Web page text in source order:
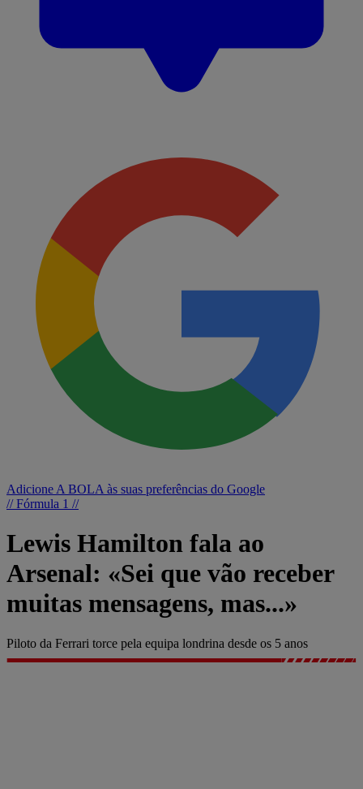
Adicione A BOLA às suas preferências do Google
// Fórmula 1 //
Lewis Hamilton fala ao
Arsenal: «Sei que vão receber
muitas mensagens, mas...»
Piloto da Ferrari torce pela equipa londrina desde os 5 anos